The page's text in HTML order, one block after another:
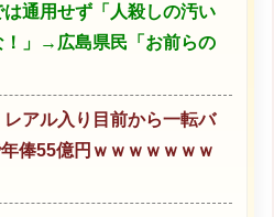
通用せず「人殺しの汚い
！」→広島県民「お前らの
レアル入り目前から一転バ
俸55億円ｗｗｗｗｗｗｗ